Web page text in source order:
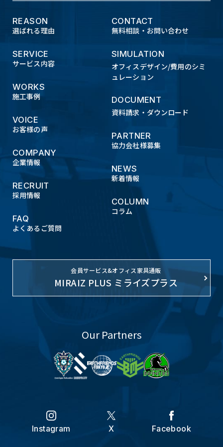
REASON
選ばれる理由
SERVICE
サービス内容
WORKS
施工事例
VOICE
お客様の声
COMPANY
企業情報
RECRUIT
採用情報
FAQ
よくあるご質問
CONTACT
無料相談・お問い合わせ
SIMULATION
オフィスデザイン/費用のシミ
ュレーション
DOCUMENT
資料請求・ダウンロード
PARTNER
協力会社様募集
NEWS
新着情報
COLUMN
コラム
会員サービス&オフィス家具通販
MIRAIZ PLUS ミライズプラス
Our Partners
Instagram X Facebook